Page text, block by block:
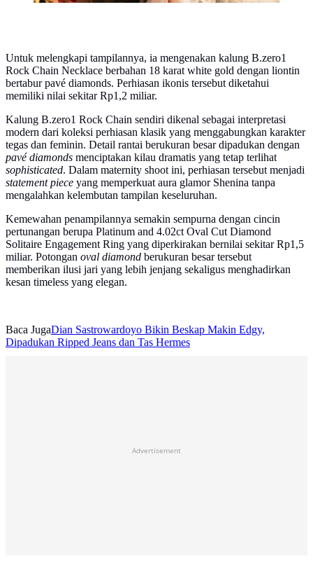
Untuk melengkapi tampilannya, ia mengenakan kalung B.zero1
Rock Chain Necklace berbahan 18 karat white gold dengan liontin
bertabur pavé diamonds. Perhiasan ikonis tersebut diketahui
memiliki nilai sekitar Rp1,2 miliar.
Kalung B.zero1 Rock Chain sendiri dikenal sebagai interpretasi
modern dari koleksi perhiasan klasik yang menggabungkan karakter
tegas dan feminin. Detail rantai berukuran besar dipadukan dengan
pavé diamonds menciptakan kilau dramatis yang tetap terlihat
sophisticated. Dalam maternity shoot ini, perhiasan tersebut menjadi
statement piece yang memperkuat aura glamor Shenina tanpa
mengalahkan kelembutan tampilan keseluruhan.
Kemewahan penampilannya semakin sempurna dengan cincin
pertunangan berupa Platinum and 4.02ct Oval Cut Diamond
Solitaire Engagement Ring yang diperkirakan bernilai sekitar Rp1,5
miliar. Potongan oval diamond berukuran besar tersebut
memberikan ilusi jari yang lebih jenjang sekaligus menghadirkan
kesan timeless yang elegan.
Baca JugaDian Sastrowardoyo Bikin Beskap Makin Edgy,
Dipadukan Ripped Jeans dan Tas Hermes
Advertisement